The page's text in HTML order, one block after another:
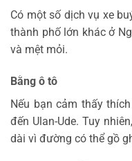
Có một số dịch vụ xe
thành phố lớn khác ở
và mệt mỏi.
Bằng ô tô
Nếu bạn cảm thấy
đến Ulan-Ude. Tuy
dài vì đường có thể gồ